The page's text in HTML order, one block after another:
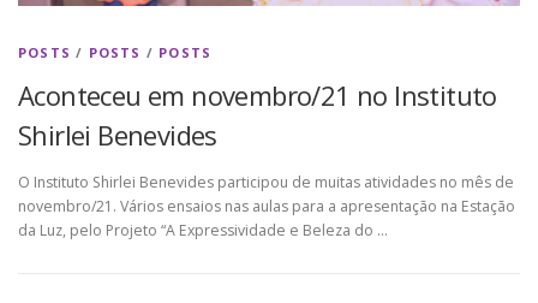
POSTS / POSTS / POSTS
Aconteceu em novembro/21 no Instituto
Shirlei Benevides
O Instituto Shirlei Benevides participou de muitas atividades no mês de
novembro/21. Vários ensaios nas aulas para a apresentação na Estação
da Luz, pelo Projeto “A Expressividade e Beleza do …